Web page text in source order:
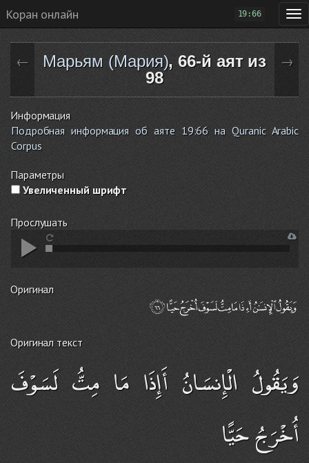
Коран онлайн 19:66
← Марьям (Мария), 66-й аят из
98
→
Информация
Подробная информация об аяте 19:66 на Quranic Arabic
Corpus
Параметры
Увеличенный шрифт
Прослушать
Оригинал
Оригинал текст
وَيَقُولُ الْإِنسَانُ أَإِذَا مَا مِتُّ لَسَوْفَ
أُخْرَجُ حَيًّا